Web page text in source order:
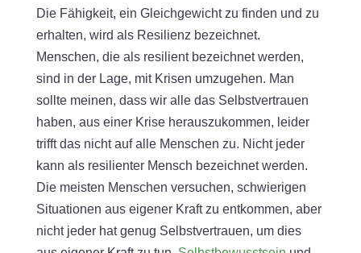
Die Fähigkeit, ein Gleichgewicht zu finden und zu
erhalten, wird als Resilienz bezeichnet.
Menschen, die als resilient bezeichnet werden,
sind in der Lage, mit Krisen umzugehen. Man
sollte meinen, dass wir alle das Selbstvertrauen
haben, aus einer Krise herauszukommen, leider
trifft das nicht auf alle Menschen zu. Nicht jeder
kann als resilienter Mensch bezeichnet werden.
Die meisten Menschen versuchen, schwierigen
Situationen aus eigener Kraft zu entkommen, aber
nicht jeder hat genug Selbstvertrauen, um dies